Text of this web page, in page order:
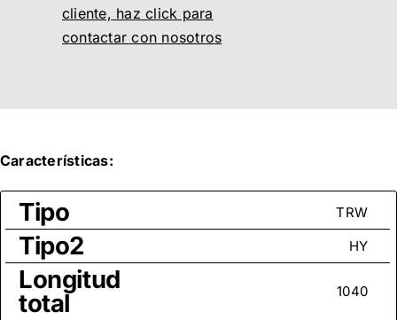
cliente, haz click para
contactar con nosotros
Características:
Tipo TRW
Tipo2 HY
Longitud
total 1040